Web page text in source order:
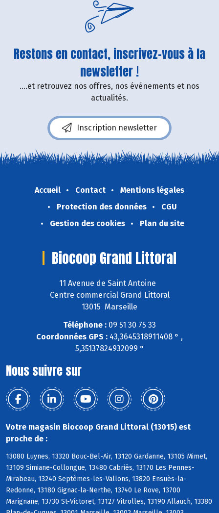
Restons en contact, inscrivez-vous à la
newsletter !
....et retrouvez nos offres, nos événements et nos
actualités.
Inscription newsletter
Accueil Contact
Mentions légales
Protection des données
CGU
Gestion des cookies
Plan du site
Biocoop Grand Littoral
11 Avenue de Saint Antoine
Centre commercial Grand Littoral
13015 Marseille
Téléphone : 09 51 30 75 33
Coordonnées GPS : 43,3645318911408 ° ,
5,35137824932099 °
Nous suivre sur
Votre magasin Biocoop Grand Littoral (13015) est
proche de :
13080 Luynes, 13320 Bouc-Bel-Air, 13120 Gardanne, 13105 Mimet,
13109 Simiane-Collongue, 13480 Cabriès, 13170 Les Pennes-
Mirabeau, 13240 Septèmes-les-Vallons, 13820 Ensuès-la-
Redonne, 13180 Gignac-la-Nerthe, 13740 Le Rove, 13700
Marignane, 13730 St-Victoret, 13127 Vitrolles, 13190 Allauch, 13380